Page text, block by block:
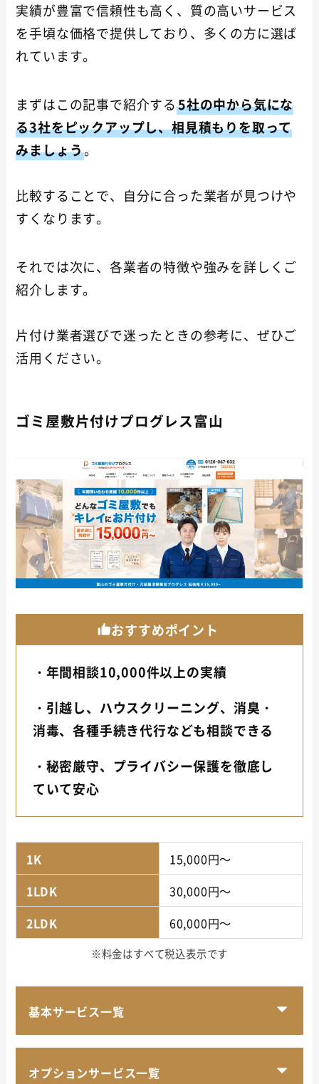
実績が豊富で信頼性も高く、質の高いサービス
を手頃な価格で提供しており、多くの方に選ば
れています。
まずはこの記事で紹介する5社の中から気にな
る3社をピックアップし、相見積もりを取って
みましょう。
比較することで、自分に合った業者が見つけや
すくなります。
それでは次に、各業者の特徴や強みを詳しくご
紹介します。
片付け業者選びで迷ったときの参考に、ぜひご
活用ください。
ゴミ屋敷片付けプログレス富山
おすすめポイント
・年間相談10,000件以上の実績
・引越し、ハウスクリーニング、消臭・
消毒、各種手続き代行なども相談できる
・秘密厳守、プライバシー保護を徹底し
ていて安心
1K
15,000円～
1LDK
30,000円～
2LDK
60,000円～
※料金はすべて税込表示です
基本サービス一覧
オプションサービス一覧